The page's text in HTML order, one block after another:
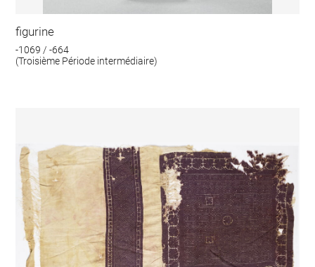
figurine
-1069 / -664
(Troisième Période intermédiaire)